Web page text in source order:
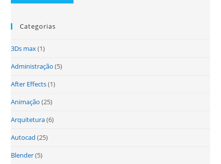
Categorias
3Ds max(1)
Administração (5)
After Effects(1)
Animação (25)
Arquitetura(6)
Autocad (25)
Blender(5)